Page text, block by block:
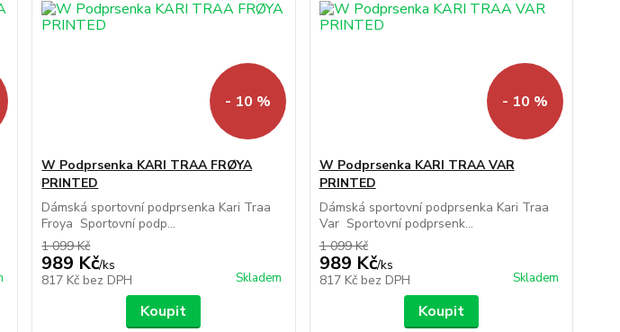
- 10 %
W Podprsenka KARI TRAA FRØYA
PRINTED
Dámská sportovní podprsenka Kari Traa
Froya Sportovní podp...
1 099 Kč
989 Kč/ks
817 Kč bez DPH Skladem
Koupit
- 10 %
W Podprsenka KARI TRAA VAR
PRINTED
Dámská sportovní podprsenka Kari Traa
Var Sportovní podprsenk...
1 099 Kč
989 Kč/ks
817 Kč bez DPH Skladem
Koupit